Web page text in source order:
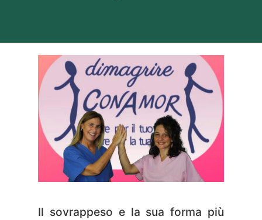
Il sovrappeso e la sua forma più